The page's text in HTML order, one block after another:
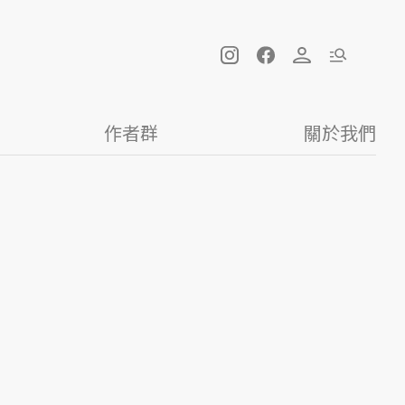
作者群 關於我們